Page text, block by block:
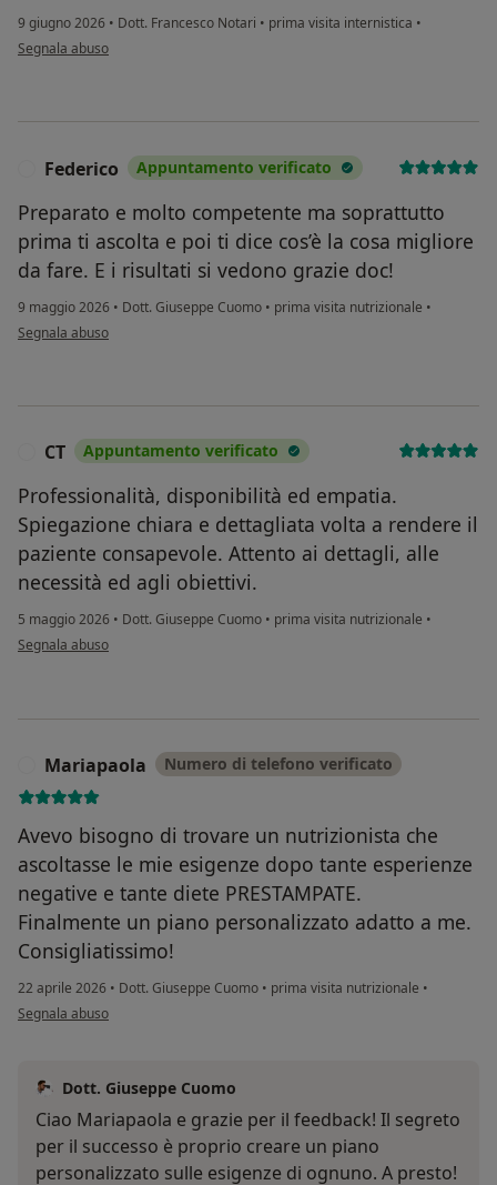
9 giugno 2026 • Dott. Francesco Notari • prima visita internistica •
secondo l'opinione dell'utente Massimo Rapporti
Segnala abuso
Federico Appuntamento verificato
Preparato e molto competente ma soprattutto
prima ti ascolta e poi ti dice cos’è la cosa migliore
da fare. E i risultati si vedono grazie doc!
9 maggio 2026 • Dott. Giuseppe Cuomo • prima visita nutrizionale •
secondo l'opinione dell'utente Federico
Segnala abuso
CT Appuntamento verificato
Professionalità, disponibilità ed empatia.
Spiegazione chiara e dettagliata volta a rendere il
paziente consapevole. Attento ai dettagli, alle
necessità ed agli obiettivi.
5 maggio 2026 • Dott. Giuseppe Cuomo • prima visita nutrizionale •
secondo l'opinione dell'utente CT
Segnala abuso
Mariapaola Numero di telefono verificato
Avevo bisogno di trovare un nutrizionista che
ascoltasse le mie esigenze dopo tante esperienze
negative e tante diete PRESTAMPATE.
Finalmente un piano personalizzato adatto a me.
Consigliatissimo!
22 aprile 2026 • Dott. Giuseppe Cuomo • prima visita nutrizionale •
secondo l'opinione dell'utente Mariapaola
Segnala abuso
Dott. Giuseppe Cuomo
Ciao Mariapaola e grazie per il feedback! Il segreto
per il successo è proprio creare un piano
personalizzato sulle esigenze di ognuno. A presto!